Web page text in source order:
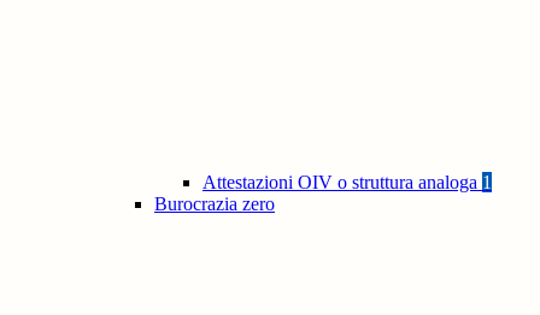
Attestazioni OIV o struttura analoga 1
Burocrazia zero